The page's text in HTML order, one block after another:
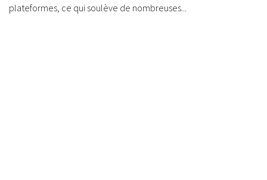
plateformes, ce qui soulève de nombreuses...